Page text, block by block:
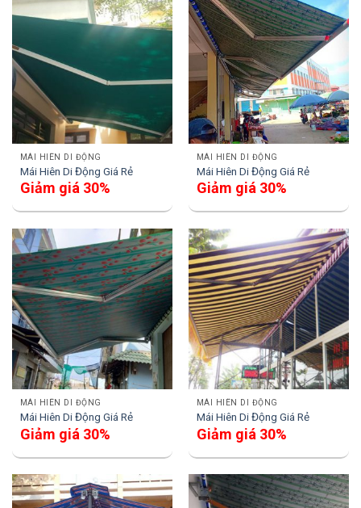
MÁI HIÊN DI ĐỘNG
Mái Hiên Di Động Giá Rẻ
Giảm giá 30%
MÁI HIÊN DI ĐỘNG
Mái Hiên Di Động Giá Rẻ
Giảm giá 30%
MÁI HIÊN DI ĐỘNG
Mái Hiên Di Động Giá Rẻ
Giảm giá 30%
MÁI HIÊN DI ĐỘNG
Mái Hiên Di Động Giá Rẻ
Giảm giá 30%